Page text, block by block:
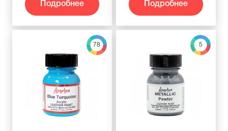
Подробнее Подробнее
78 5